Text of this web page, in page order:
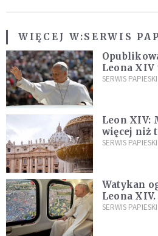
WIĘCEJ W:SERWIS
Leona XIV
SERWIS PAPIESKI
Leon XIV:
więcej niż
ją na nowo"
SERWIS PAPIESKI
Watykan
Leona
kraje
SERWIS PAPIESKI